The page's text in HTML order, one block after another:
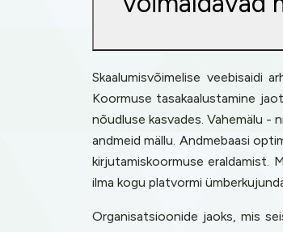
Skaalumisvõimelise veebisaidi
Koormuse tasakaalustamine
nõudluse kasvades. Vahemälu -
andmeid mällu. Andmebaasi
kirjutamiskoormuse eraldamist.
ilma kogu platvormi
Organisatsioonide jaoks, mis